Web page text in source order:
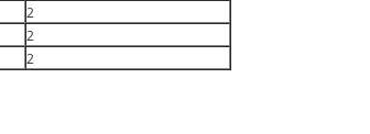
2
2
2